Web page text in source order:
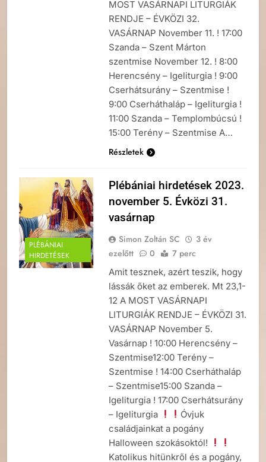
MOST VASÁRNAPI LITURGIÁK
RENDJE – ÉVKÖZI 32.
VASÁRNAP November 11. ! 17:00
Szanda – Szent Márton
szentmise November 12. ! 8:00
Herencsény – Igeliturgia ! 9:00
Cserhátsurány – Szentmise !
9:00 Cserháthaláp – Igeliturgia !
11:00 Szanda – Templombúcsú !
15:00 Terény – Szentmise A…
Részletek
PLÉBÁNIAI
HIRDETÉSEK
Plébániai hirdetések 2023.
november 5. Évközi 31.
vasárnap
Simon Zoltán SC
3 év
ezelőtt
0 7 perc
Amit tesznek, azért teszik, hogy
lássák őket az emberek. Mt 23,1-
12 A MOST VASÁRNAPI
LITURGIÁK RENDJE – ÉVKÖZI 31.
VASÁRNAP November 5.
Vasárnap ! 10:00 Herencsény –
Szentmise12:00 Terény –
Szentmise ! 14:00 Cserháthaláp
– Szentmise15:00 Szanda –
Igeliturgia ! 17:00 Cserhátsurány
– Igeliturgia
Óvjuk
családjainkat a pogány
Halloween szokásoktól!
Katolikus hitünkről és a pogány,